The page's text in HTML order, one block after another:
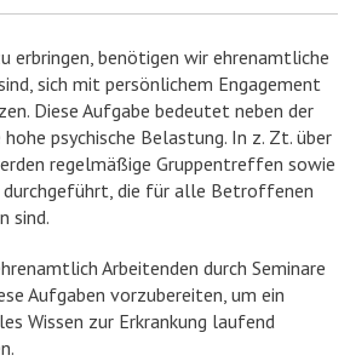
erbringen, benötigen wir ehrenamtliche
sich mit persönlichem Engagement
Diese Aufgabe bedeutet neben der
psychische Belastung. In z. Zt. über
regelmäßige Gruppentreffen sowie
die für alle Betroffenen
sind.
Arbeitenden durch Seminare
Aufgaben vorzubereiten, um ein
Wissen zur Erkrankung laufend